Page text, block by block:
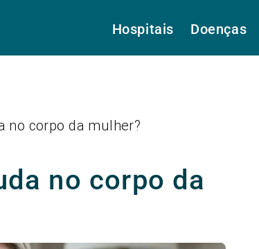
Hospitais Doenças
no corpo da mulher?
no corpo da